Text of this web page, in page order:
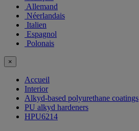
Allemand
Néerlandais
Italien
Espagnol
Polonais
×
Accueil
Interior
Alkyd-based polyurethane coatings
PU alkyd hardeners
HPU6214